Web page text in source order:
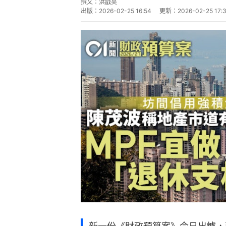
撰文： 洪戩昊
出版： 2026-02-25 16:54 更新： 2026-02-25